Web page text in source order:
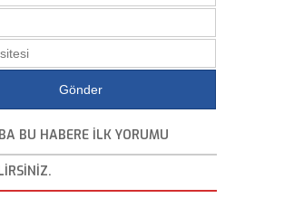
BU HABERE ILK YORUMU